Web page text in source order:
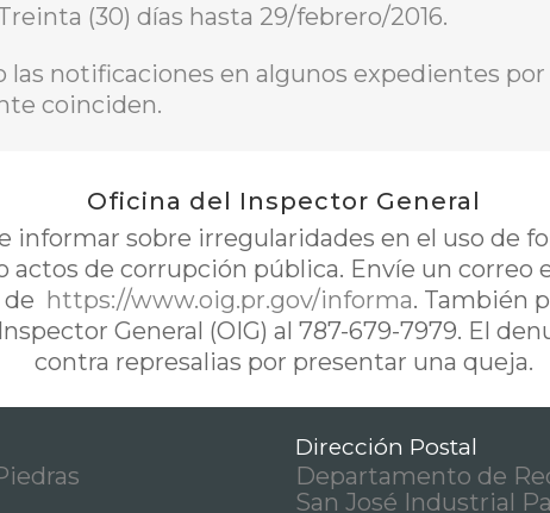
(30) días hasta 29/febrero/2016.
notificaciones en algunos expedientes
coinciden.
Oficina del Inspector General
informar sobre irregularidades en el uso de
actos de corrupción pública. Envíe un correo
https://www.oig.pr.gov/informa. También
General (OIG) al 787-679-7979. El
contra represalias por presentar una queja.
Dirección Postal
Departamento de
San José Industrial